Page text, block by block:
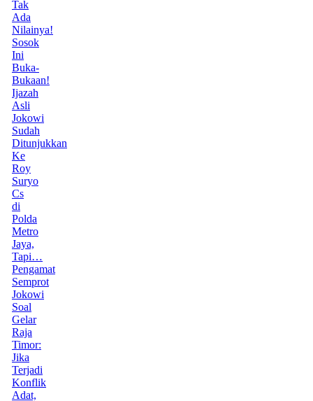
Tak
Ada
Nilainya!
Sosok
Ini
Buka-
Bukaan!
Ijazah
Asli
Jokowi
Sudah
Ditunjukkan
Ke
Roy
Suryo
Cs
di
Polda
Metro
Jaya,
Tapi…
Pengamat
Semprot
Jokowi
Soal
Gelar
Raja
Timor:
Jika
Terjadi
Konflik
Adat,